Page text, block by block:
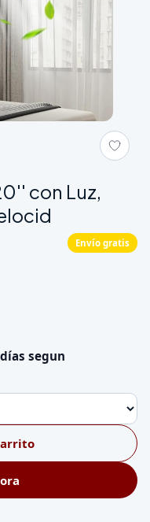
con Luz,
Envío gratis
segun